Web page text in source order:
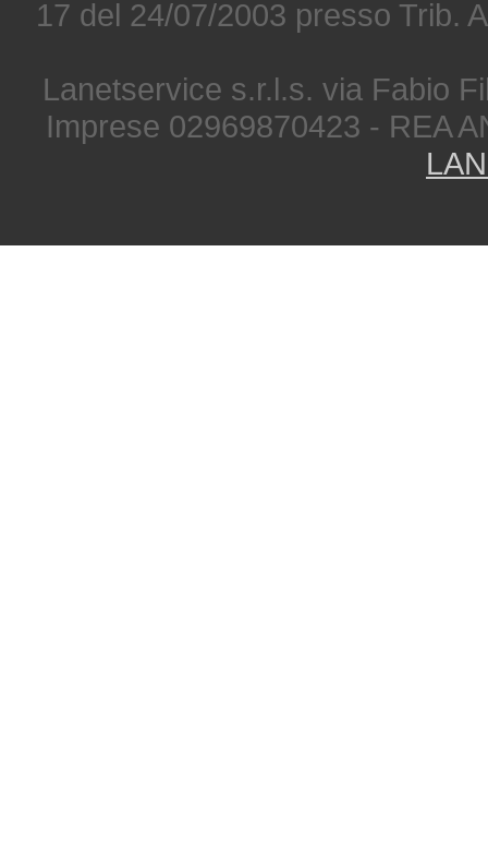
17 del 24/07/2003 presso Trib.
Lanetservice s.r.l.s. via Fabio
Imprese 02969870423 - REA